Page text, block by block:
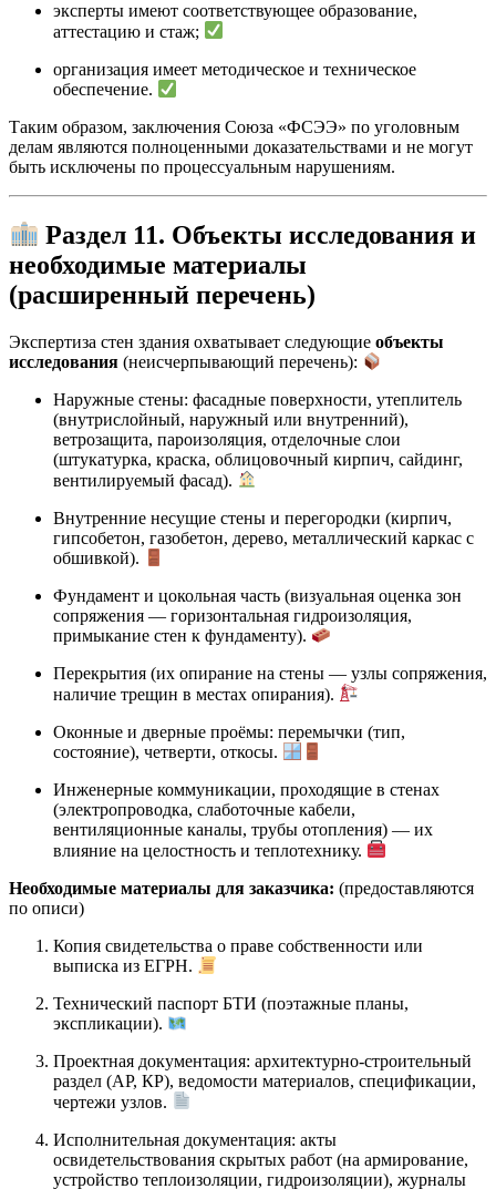
эксперты имеют соответствующее образование,
аттестацию и стаж;
организация имеет методическое и техническое
обеспечение.
Таким образом, заключения Союза «ФСЭЭ» по уголовным
делам являются полноценными доказательствами и не могут
быть исключены по процессуальным нарушениям.
Раздел 11. Объекты исследования и
необходимые материалы
(расширенный перечень)
Экспертиза стен здания охватывает следующие объекты
исследования (неисчерпывающий перечень):
Наружные стены: фасадные поверхности, утеплитель
(внутрислойный, наружный или внутренний),
ветрозащита, пароизоляция, отделочные слои
(штукатурка, краска, облицовочный кирпич, сайдинг,
вентилируемый фасад).
Внутренние несущие стены и перегородки (кирпич,
гипсобетон, газобетон, дерево, металлический каркас с
обшивкой).
Фундамент и цокольная часть (визуальная оценка зон
сопряжения — горизонтальная гидроизоляция,
примыкание стен к фундаменту).
Перекрытия (их опирание на стены — узлы сопряжения,
наличие трещин в местах опирания).
Оконные и дверные проёмы: перемычки (тип,
состояние), четверти, откосы.
Инженерные коммуникации, проходящие в стенах
(электропроводка, слаботочные кабели,
вентиляционные каналы, трубы отопления) — их
влияние на целостность и теплотехнику.
Необходимые материалы для заказчика: (предоставляются
по описи)
Копия свидетельства о праве собственности или
выписка из ЕГРН.
Технический паспорт БТИ (поэтажные планы,
экспликации).
Проектная документация: архитектурно-строительный
раздел (АР, КР), ведомости материалов, спецификации,
чертежи узлов.
Исполнительная документация: акты
освидетельствования скрытых работ (на армирование,
устройство теплоизоляции, гидроизоляции), журналы